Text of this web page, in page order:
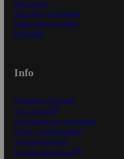
Näin maksat
Näin tilaat ja muokkaat
Kaikki ohjeet ja vinkit
In English
Info
S-Business yrityksille
Oiva-raportit
Osuuskauppojen yhteystiedot
Tilaus- ja toimitusehdot
Tietosuojakäytäntö
Palvelun käyttöehdot